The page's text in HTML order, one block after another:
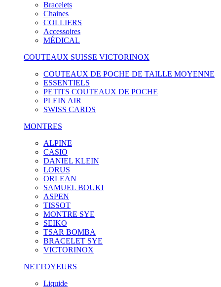
Bracelets
Chaines
COLLIERS
Accessoires
MÉDICAL
COUTEAUX SUISSE VICTORINOX
COUTEAUX DE POCHE DE TAILLE MOYENNE
ESSENTIELS
PETITS COUTEAUX DE POCHE
PLEIN AIR
SWISS CARDS
MONTRES
ALPINE
CASIO
DANIEL KLEIN
LORUS
ORLEAN
SAMUEL BOUKI
ASPEN
TISSOT
MONTRE SYE
SEIKO
TSAR BOMBA
BRACELET SYE
VICTORINOX
NETTOYEURS
Liquide